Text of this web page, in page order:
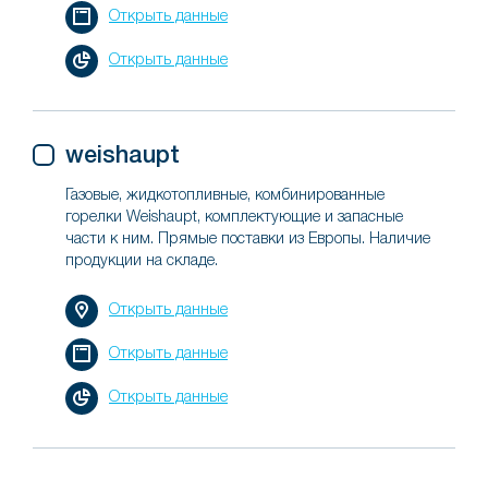
Открыть данные
Открыть данные
weishaupt
Газовые, жидкотопливные, комбинированные
горелки Weishaupt, комплектующие и запасные
части к ним. Прямые поставки из Европы. Наличие
продукции на складе.
Открыть данные
Открыть данные
Открыть данные